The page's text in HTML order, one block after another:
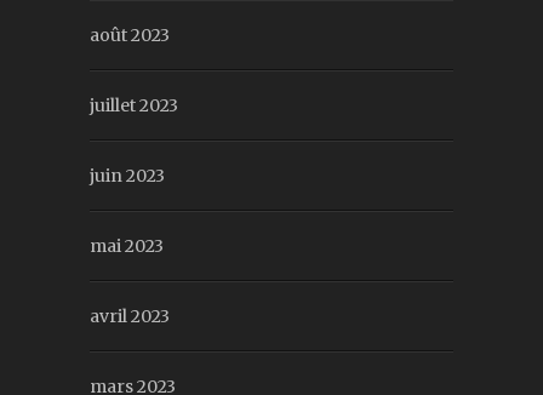
août 2023
juillet 2023
juin 2023
mai 2023
avril 2023
mars 2023